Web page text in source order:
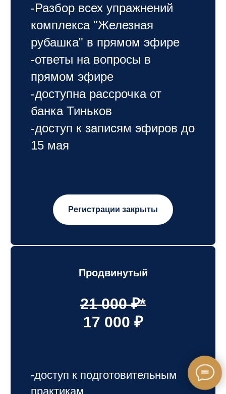
-Разбор всех упражнений
комплекса "Железная
рубашка" в прямом эфире
-ответы на вопросы в
прямом эфире
-доступна рассрочка от
банка Тиньков
-доступ к записям эфиров до
15 мая
Регистрации закрыты
Продвинутый
21 000 ₽*
17 000 ₽
-доступ к подготовительным
практикам